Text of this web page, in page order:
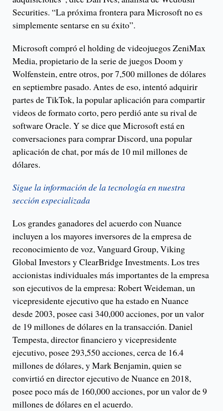
Securities. “La próxima frontera para Microsoft no es
simplemente sentarse en su éxito”.
Microsoft compró el holding de videojuegos ZeniMax
Media, propietario de la serie de juegos Doom y
Wolfenstein, entre otros, por 7,500 millones de dólares
en septiembre pasado. Antes de eso, intentó adquirir
partes de TikTok, la popular aplicación para compartir
videos de formato corto, pero perdió ante su rival de
software Oracle. Y se dice que Microsoft está en
conversaciones para comprar Discord, una popular
aplicación de chat, por más de 10 mil millones de
dólares.
Sigue la información de la tecnología en nuestra
sección especializada
Los grandes ganadores del acuerdo con Nuance
incluyen a los mayores inversores de la empresa de
reconocimiento de voz, Vanguard Group, Viking
Global Investors y ClearBridge Investments. Los tres
accionistas individuales más importantes de la empresa
son ejecutivos de la empresa: Robert Weideman, un
vicepresidente ejecutivo que ha estado en Nuance
desde 2003, posee casi 340,000 acciones, por un valor
de 19 millones de dólares en la transacción. Daniel
Tempesta, director financiero y vicepresidente
ejecutivo, posee 293,550 acciones, cerca de 16.4
millones de dólares, y Mark Benjamin, quien se
convirtió en director ejecutivo de Nuance en 2018,
posee poco más de 160,000 acciones, por un valor de 9
millones de dólares en el acuerdo.